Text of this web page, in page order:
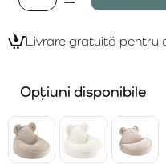
Livrare gratuită pentru
Opțiuni disponibile